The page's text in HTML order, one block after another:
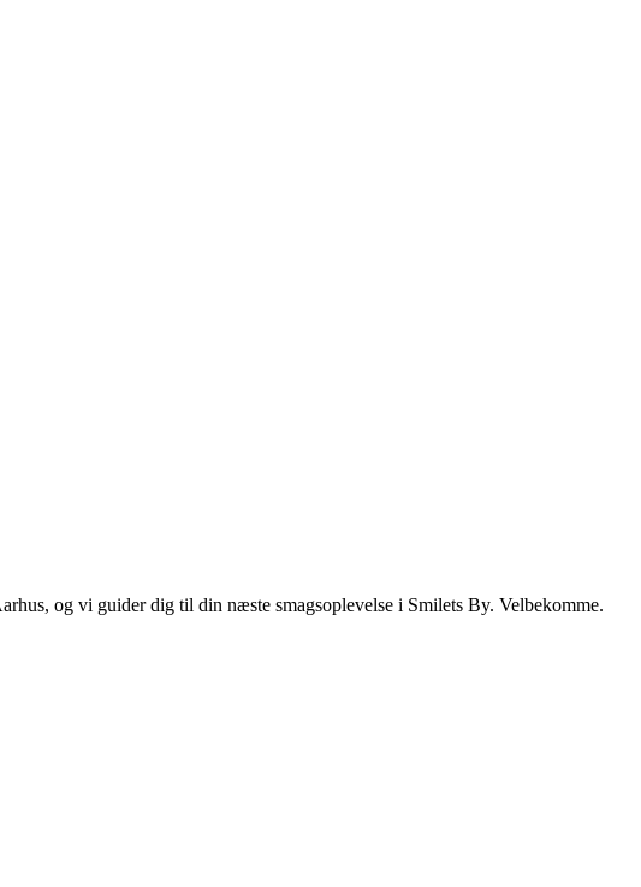
og vi guider dig til din næste smagsoplevelse i Smilets By. Velbekomme.